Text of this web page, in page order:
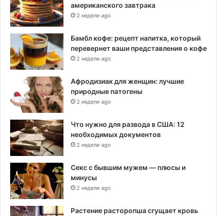
американского завтрака
2 недели ago
Бамбл кофе: рецепт напитка, который
перевернет ваши представления о кофе
2 недели ago
Афродизиак для женщин: лучшие
природные патогены
2 недели ago
Что нужно для развода в США: 12
необходимых документов
2 недели ago
Секс с бывшим мужем — плюсы и
минусы
2 недели ago
Растение расторопша сгущает кровь